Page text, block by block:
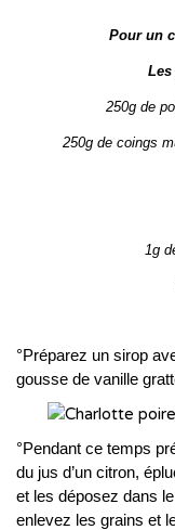
Pour un
250g de
250g de coings
1g
°Préparez un sirop
gousse de vanille
°Pendant ce temps
du jus d’un citron,
et les déposez dans
enlevez les grains et